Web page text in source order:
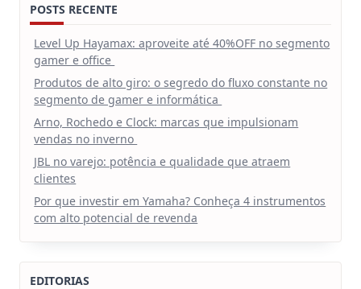
POSTS RECENTE
Level Up Hayamax: aproveite até 40%OFF no segmento
gamer e office
Produtos de alto giro: o segredo do fluxo constante no
segmento de gamer e informática
Arno, Rochedo e Clock: marcas que impulsionam
vendas no inverno
JBL no varejo: potência e qualidade que atraem
clientes
Por que investir em Yamaha? Conheça 4 instrumentos
com alto potencial de revenda
EDITORIAS